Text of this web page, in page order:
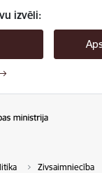
izvēli:
Zivsaimniecība